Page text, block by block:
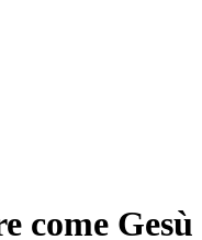
come Gesù